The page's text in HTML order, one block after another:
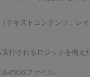
テキストコンテンツ、レ
実行されるロジックを備え
のcssファイル。